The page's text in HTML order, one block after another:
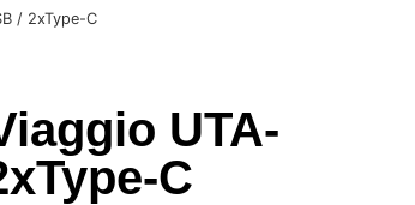
/ 2xType-C
UTA-
C